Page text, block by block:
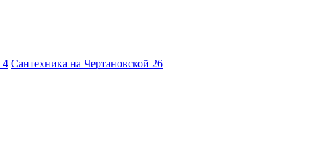
4 Сантехника на Чертановской 26